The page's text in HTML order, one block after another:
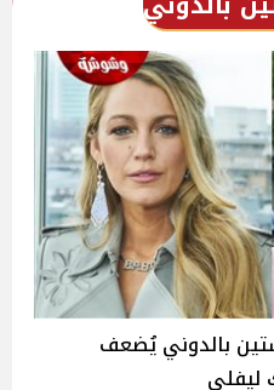
بالدوني يُضعف
ليفلي